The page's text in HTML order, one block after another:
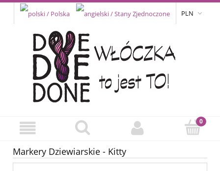
PLN
Markery Dziewiarskie - Kitty